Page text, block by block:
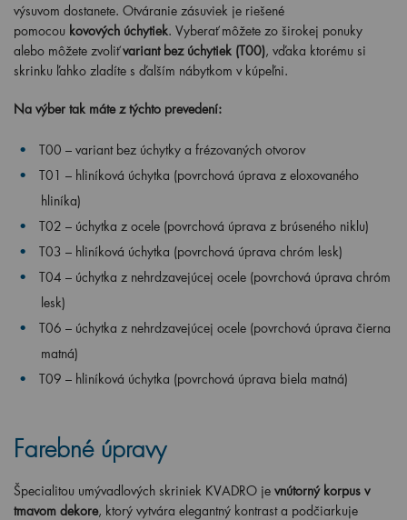
výsuvom dostanete. Otváranie zásuviek je riešené
pomocou kovových úchytiek. Vyberať môžete zo širokej ponuky
alebo môžete zvoliť variant bez úchytiek (T00), vďaka ktorému si
skrinku ľahko zladíte s ďalším nábytkom v kúpeľni.
Na výber tak máte z týchto prevedení:
T00 – variant bez úchytky a frézovaných otvorov
T01 – hliníková úchytka (povrchová úprava z eloxovaného
hliníka)
T02 – úchytka z ocele (povrchová úprava z brúseného niklu)
T03 – hliníková úchytka (povrchová úprava chróm lesk)
T04 – úchytka z nehrdzavejúcej ocele (povrchová úprava chróm
lesk)
T06 – úchytka z nehrdzavejúcej ocele (povrchová úprava čierna
matná)
T09 – hliníková úchytka (povrchová úprava biela matná)
Farebné úpravy
Špecialitou umývadlových skriniek KVADRO je vnútorný korpus v
tmavom dekore, ktorý vytvára elegantný kontrast a podčiarkuje